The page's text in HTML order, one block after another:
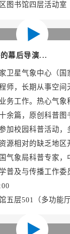
图书馆四层活动室
幕后导演...
卫星气象中心（国
师，长期从事空间
务工作。热心气象
余篇，原创科普图
加校园科普活动，
源相对的缺乏地区
气象局科普专家，
普及与传播工作委
五层501（多功能厅